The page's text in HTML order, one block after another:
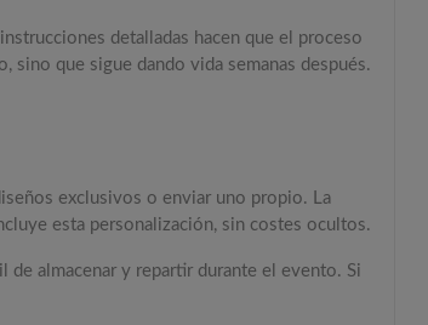
detalladas hacen que el proceso
sino que sigue dando vida semanas después.
exclusivos o enviar uno propio. La
esta personalización, sin costes ocultos.
almacenar y repartir durante el evento. Si